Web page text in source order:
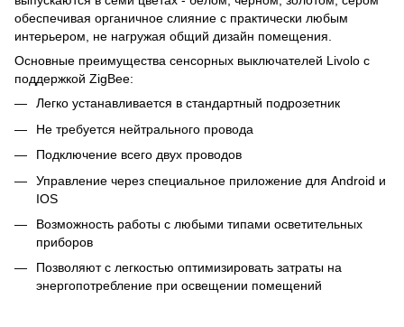
обеспечивая органичное слияние с практически любым
интерьером, не нагружая общий дизайн помещения.
Основные преимущества сенсорных выключателей Livolo с
поддержкой ZigBee:
Легко устанавливается в стандартный подрозетник
Не требуется нейтрального провода
Подключение всего двух проводов
Управление через специальное приложение для Android и
IOS
Возможность работы с любыми типами осветительных
приборов
Позволяют с легкостью оптимизировать затраты на
энергопотребление при освещении помещений